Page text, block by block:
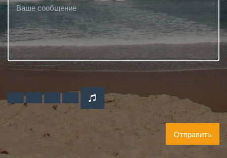
Отправить